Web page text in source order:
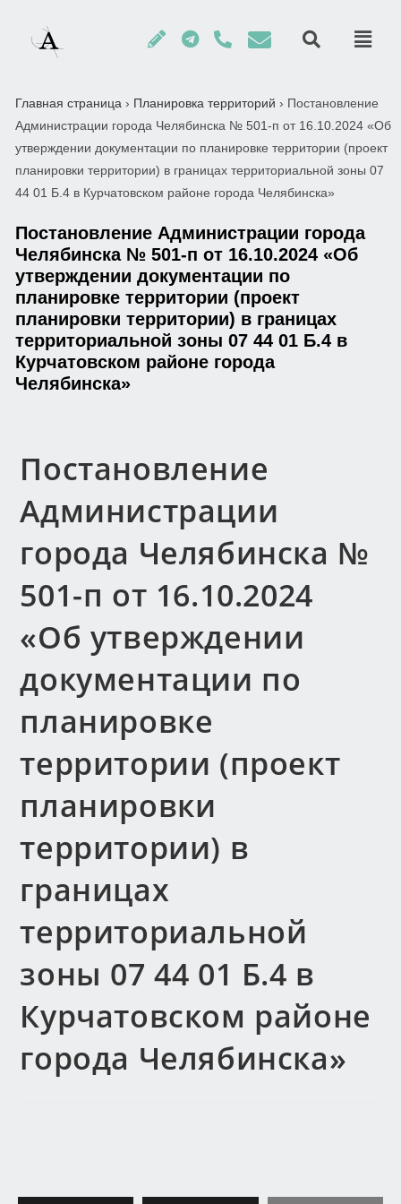
Главная страница › Планировка территорий › Постановление
Администрации города Челябинска № 501-п от 16.10.2024 «Об
утверждении документации по планировке территории (проект
планировки территории) в границах территориальной зоны 07
44 01 Б.4 в Курчатовском районе города Челябинска»
Постановление Администрации города
Челябинска № 501-п от 16.10.2024 «Об
утверждении документации по
планировке территории (проект
планировки территории) в границах
территориальной зоны 07 44 01 Б.4 в
Курчатовском районе города
Челябинска»
Постановление
Администрации
города Челябинска №
501-п от 16.10.2024
«Об утверждении
документации по
планировке
территории (проект
планировки
территории) в
границах
территориальной
зоны 07 44 01 Б.4 в
Курчатовском районе
города Челябинска»